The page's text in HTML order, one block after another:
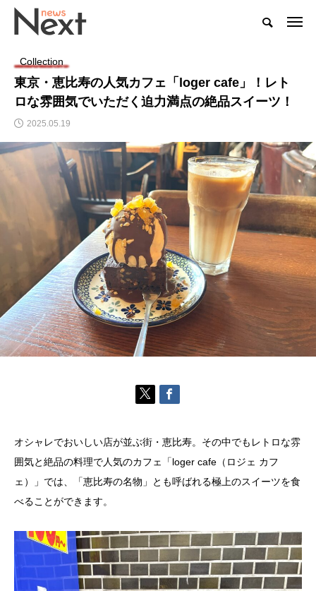
Collection
東京・恵比寿の人気カフェ「loger cafe」！レト
ロな雰囲気でいただく迫力満点の絶品スイーツ！
2025.05.19
オシャレでおいしい店が並ぶ街・恵比寿。その中でもレトロな雰
囲気と絶品の料理で人気のカフェ「loger cafe（ロジェ カフ
ェ）」では、「恵比寿の名物」とも呼ばれる極上のスイーツを食
べることができます。